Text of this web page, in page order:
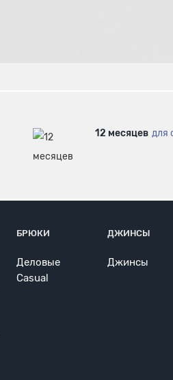
12 месяцев для
БРЮКИ
Деловые
Casual
ДЖИНСЫ
Джинсы